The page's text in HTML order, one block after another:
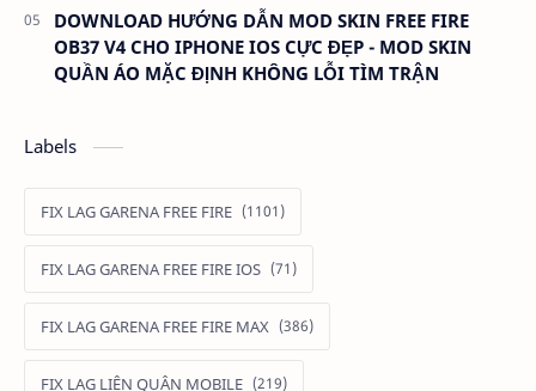
DOWNLOAD HƯỚNG DẪN MOD SKIN FREE FIRE
OB37 V4 CHO IPHONE IOS CỰC ĐẸP - MOD SKIN
QUẦN ÁO MẶC ĐỊNH KHÔNG LỖI TÌM TRẬN
Labels
FIX LAG GARENA FREE FIRE
FIX LAG GARENA FREE FIRE IOS
FIX LAG GARENA FREE FIRE MAX
FIX LAG LIÊN QUÂN MOBILE